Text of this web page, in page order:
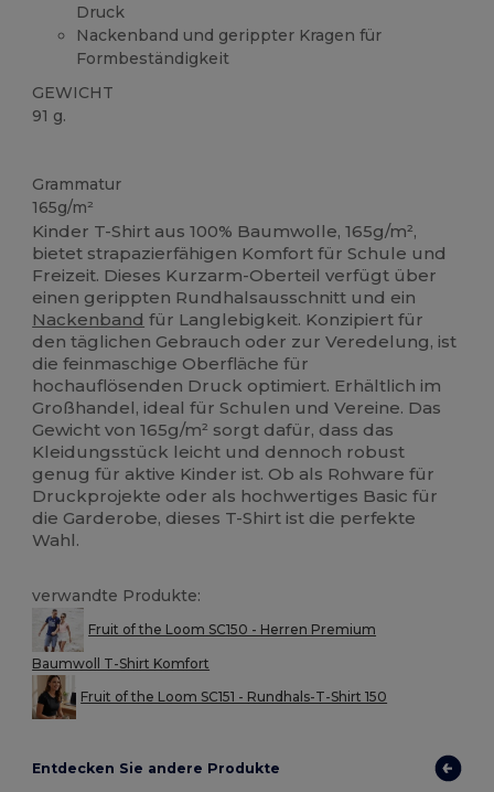
Druck
Nackenband und gerippter Kragen für
Formbeständigkeit
GEWICHT
91 g.
Grammatur
165g/m²
Kinder T-Shirt aus 100% Baumwolle, 165g/m²,
bietet strapazierfähigen Komfort für Schule und
Freizeit. Dieses Kurzarm-Oberteil verfügt über
einen gerippten Rundhalsausschnitt und ein
Nackenband für Langlebigkeit. Konzipiert für
den täglichen Gebrauch oder zur Veredelung, ist
die feinmaschige Oberfläche für
hochauflösenden Druck optimiert. Erhältlich im
Großhandel, ideal für Schulen und Vereine. Das
Gewicht von 165g/m² sorgt dafür, dass das
Kleidungsstück leicht und dennoch robust
genug für aktive Kinder ist. Ob als Rohware für
Druckprojekte oder als hochwertiges Basic für
die Garderobe, dieses T-Shirt ist die perfekte
Wahl.
verwandte Produkte:
Fruit of the Loom SC150 - Herren Premium
Baumwoll T-Shirt Komfort
Fruit of the Loom SC151 - Rundhals-T-Shirt 150
Entdecken Sie andere Produkte